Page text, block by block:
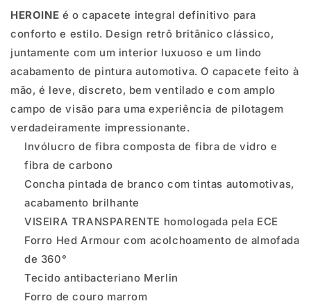
KNIGHT
WHITE
2.0
-
KNIGHT
WHITE
2.0
HEROINE é o capacete integral definitivo para
conforto e estilo. Design retrô britânico clássico,
juntamente com um interior luxuoso e um lindo
acabamento de pintura automotiva. O capacete feito à
mão, é leve, discreto, bem ventilado e com amplo
campo de visão para uma experiência de pilotagem
verdadeiramente impressionante.
Invólucro de fibra composta de fibra de vidro e
fibra de carbono
Concha pintada de branco com tintas automotivas,
acabamento brilhante
VISEIRA TRANSPARENTE homologada pela ECE
Forro Hed Armour com acolchoamento de almofada
de 360°
Tecido antibacteriano Merlin
Forro de couro marrom